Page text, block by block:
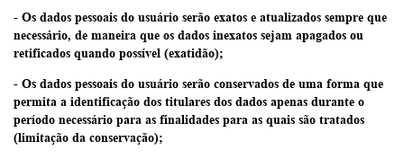
- Os dados pessoais do usuário serão exatos e atualizados sempre que
necessário, de maneira que os dados inexatos sejam apagados ou
retificados quando possível (exatidão);
- Os dados pessoais do usuário serão conservados de uma forma que
permita a identificação dos titulares dos dados apenas durante o
período necessário para as finalidades para as quais são tratados
(limitação da conservação);